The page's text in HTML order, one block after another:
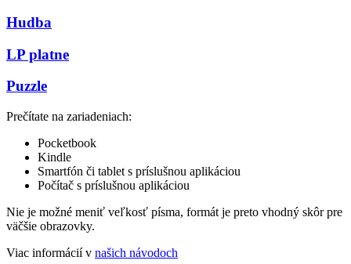
Hudba
LP platne
Puzzle
Prečítate na zariadeniach:
Pocketbook
Kindle
Smartfón či tablet s príslušnou aplikáciou
Počítač s príslušnou aplikáciou
Nie je možné meniť veľkosť písma, formát je preto vhodný skôr pre
väčšie obrazovky.
Viac informácií v našich návodoch